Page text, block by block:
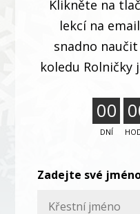
Klikněte na
lekcí na
snadno
koledu Rolničky
00
DNÍ
0
Zadejte své